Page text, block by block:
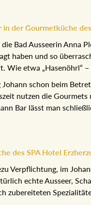
der Gourmetküche
Bad Ausseerin Anna
haben und so
etwa „Hasenöhrl“
schon beim
nutzen die
Bar lässt man
des SPA Hotel
Verpflichtung, im
echte Ausseer,
zubereiteten